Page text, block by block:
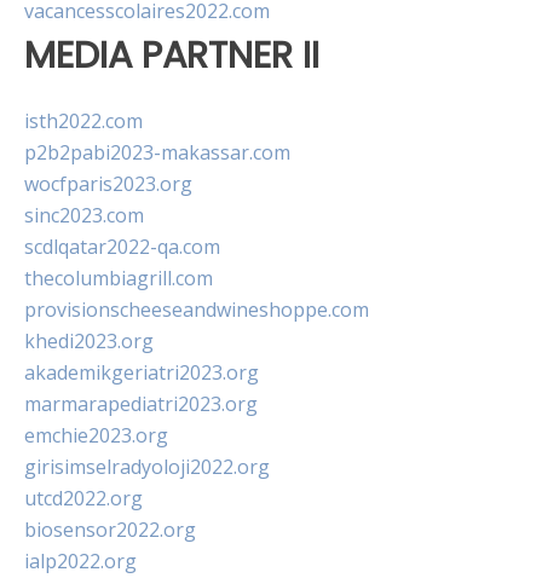
vacancesscolaires2022.com
MEDIA PARTNER II
isth2022.com
p2b2pabi2023-makassar.com
wocfparis2023.org
sinc2023.com
scdlqatar2022-qa.com
thecolumbiagrill.com
provisionscheeseandwineshoppe.com
khedi2023.org
akademikgeriatri2023.org
marmarapediatri2023.org
emchie2023.org
girisimselradyoloji2022.org
utcd2022.org
biosensor2022.org
ialp2022.org